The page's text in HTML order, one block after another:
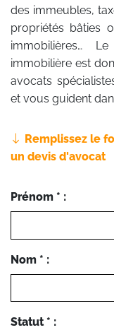
des immeubles,
propriétés bâties
immobilières…
immobilière est
avocats
et vous guident
Remplissez le
un devis d'avocat
Prénom * :
Nom * :
Statut * :